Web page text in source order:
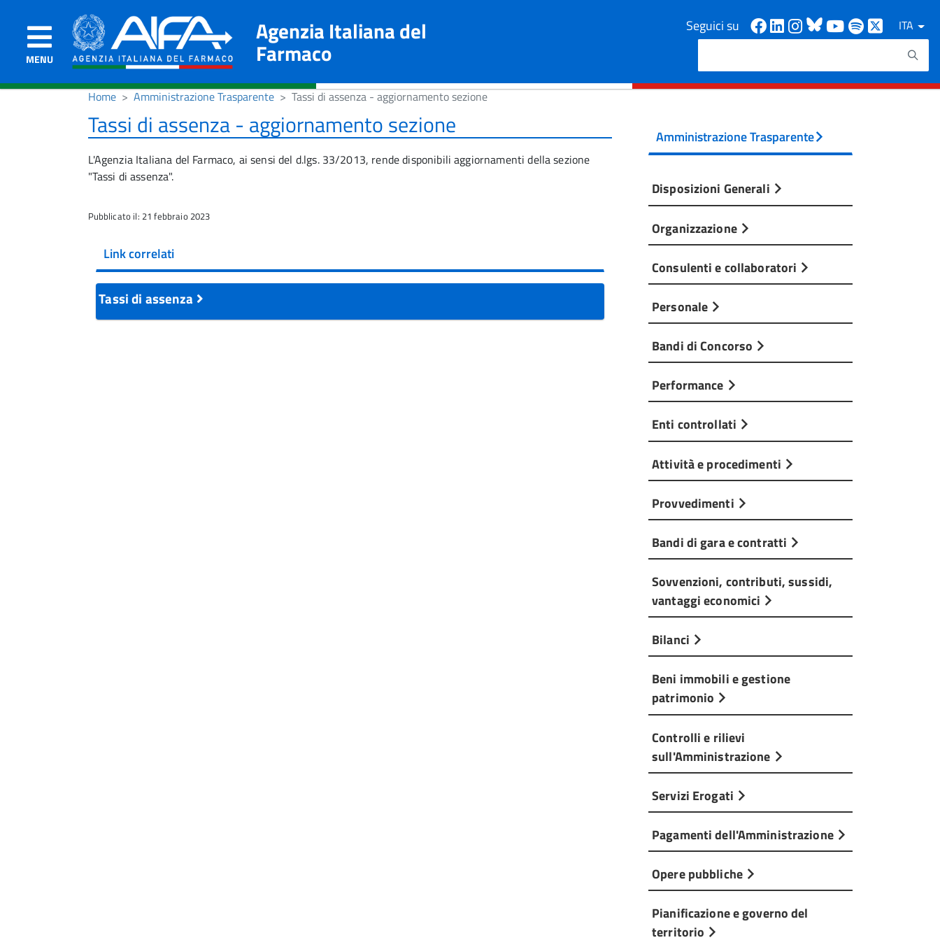
MENU
Agenzia Italiana del
Farmaco
Seguici su Facebook
Linkedin
Instagram
Bluesky
Youtube
Spotify
ITA
Cerca
Home Amministrazione Trasparente Tassi di assenza - aggiornamento sezione
Tassi di assenza - aggiornamento sezione
L'Agenzia Italiana del Farmaco, ai sensi del d.lgs. 33/2013, rende disponibili aggiornamenti della sezione
"Tassi di assenza".
Pubblicato il: 21 febbraio 2023
Link correlati
Tassi di assenza
Amministrazione Trasparente
Disposizioni Generali
Organizzazione
Consulenti e collaboratori
Personale
Bandi di Concorso
Performance
Enti controllati
Attività e procedimenti
Provvedimenti
Bandi di gara e contratti
Sovvenzioni, contributi, sussidi,
vantaggi economici
Bilanci
Beni immobili e gestione
patrimonio
Controlli e rilievi
sull'Amministrazione
Servizi Erogati
Pagamenti dell'Amministrazione
Opere pubbliche
Pianificazione e governo del
territorio